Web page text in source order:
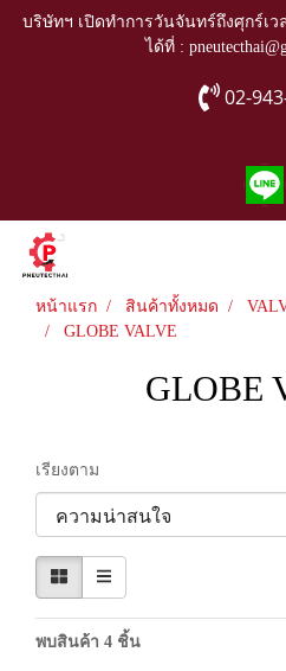
บริษัทฯ เปิดทำการวันจันทร์ถึงศุกร์เว
ได้ที่ :
02-
หน้าแรก สินค้าทั้งหมด
GLOBE VALVE
GLOBE
เรียงตาม
พบสินค้า 4 ชิ้น